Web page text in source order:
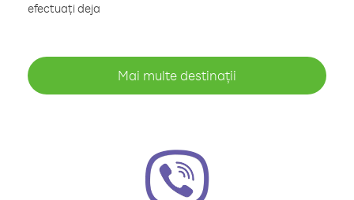
efectuați deja
Mai multe destinații